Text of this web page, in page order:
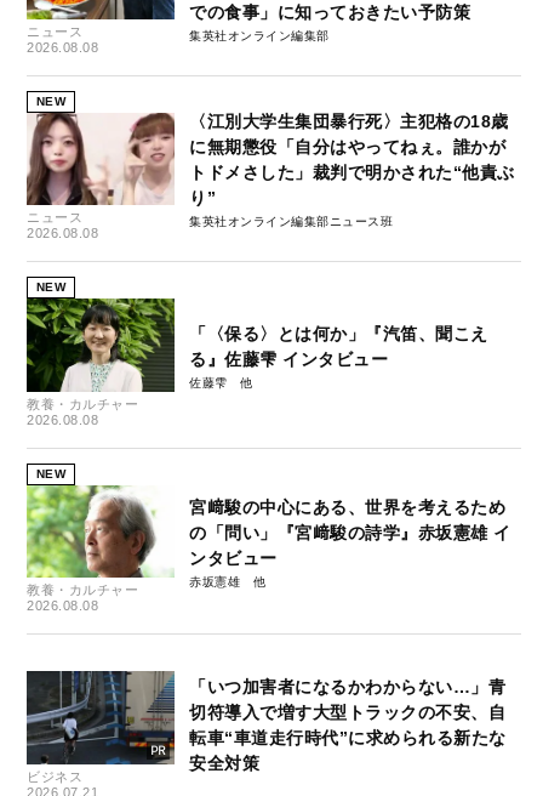
ニュース
2026.08.08
での食事」に知っておきたい予防策
集英社オンライン編集部
NEW
ニュース
2026.08.08
〈江別大学生集団暴行死〉主犯格の18歳
に無期懲役「自分はやってねぇ。誰かが
トドメさした」裁判で明かされた“他責ぶ
り”
集英社オンライン編集部ニュース班
NEW
教養・カルチャー
2026.08.08
「〈保る〉とは何か」『汽笛、聞こえ
る』佐藤雫 インタビュー
佐藤雫
NEW
教養・カルチャー
2026.08.08
宮﨑駿の中心にある、世界を考えるため
の「問い」『宮﨑駿の詩学』赤坂憲雄 イ
ンタビュー
赤坂憲雄
ビジネス
2026.07.21
「いつ加害者になるかわからない…」青
切符導入で増す大型トラックの不安、自
転車“車道走行時代”に求められる新たな
安全対策